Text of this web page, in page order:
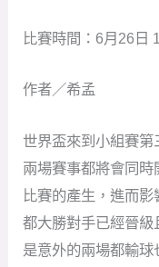
比賽時間：6月26日
作者／希孟
世界盃來到小組賽
兩場賽事都將會同
比賽的產生，進而
都大勝對手已經晉級
是意外的兩場都輸